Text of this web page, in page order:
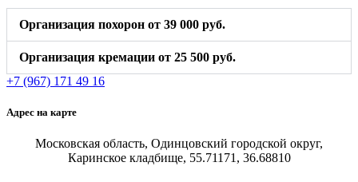
Организация похорон от 39 000 руб.
Организация кремации от 25 500 руб.
+7 (967) 171 49 16
Адрес на карте
Московская область, Одинцовский городской округ,
Каринское кладбище, 55.71171, 36.68810